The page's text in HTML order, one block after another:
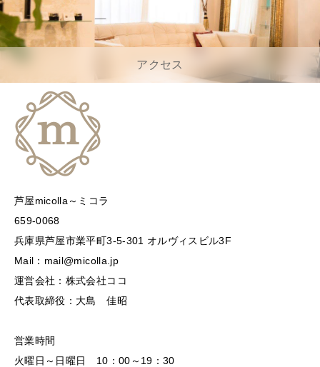
アクセス
芦屋micolla～ミコラ
659-0068
兵庫県芦屋市業平町3-5-301 オルヴィスビル3F
Mail：mail@micolla.jp
運営会社：株式会社ココ
代表取締役：大島 佳昭
営業時間
火曜日～日曜日 10：00～19：30